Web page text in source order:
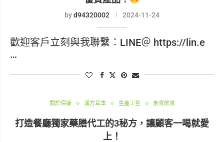
byd94320002 2024-11-24
歡迎客戶立刻與我聯繫：LINE＠ https://lin.e
…
關於保康 漢方草本 生產工藝 素食飲食
打造餐廳獨家藥膳代工的3秘方，讓顧客一喝就愛
上！